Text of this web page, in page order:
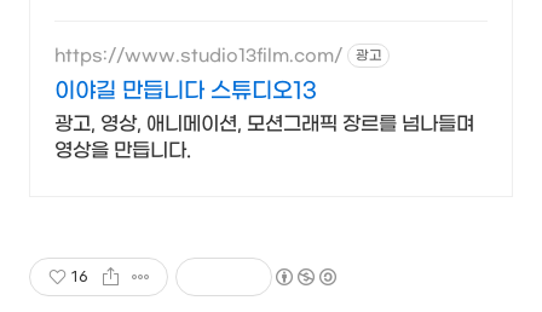
https://www.studio13film.com/ 광고
이야길 만듭니다 스튜디오13
광고, 영상, 애니메이션, 모션그래픽 장르를 넘나들며
영상을 만듭니다.
16